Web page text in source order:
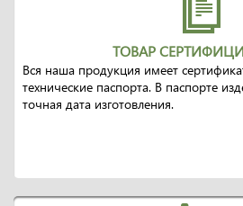
ТОВАР
Вся наша продукция имеет
технические паспорта. В паспорте
точная дата изготовления.